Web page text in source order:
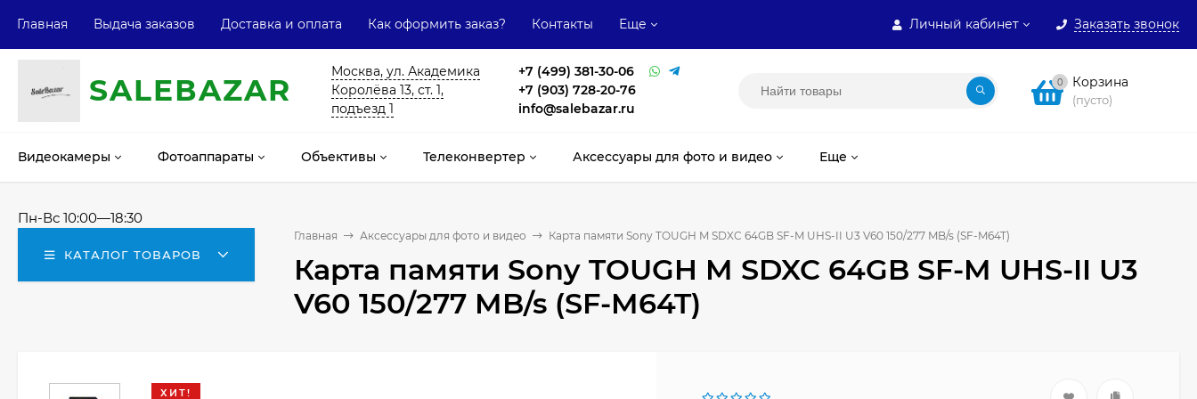
Личный кабинет Заказать звонок
Главная Выдача заказов Доставка и оплата Как оформить заказ? Контакты Еще
SALEВAZAR
Москва, ул. Академика
Королёва 13, ст. 1,
подъезд 1
+7 (499) 381-30-06
+7 (903) 728-20-76
info@salebazar.ru
0 Корзина
(пусто)
Видеокамеры Фотоаппараты Объективы Телеконвертер Аксессуары для фото и видео Еще
Пн-Вс 10:00—18:30
КАТАЛОГ ТОВАРОВ
Главная Аксессуары для фото и видео Карта памяти Sony TOUGH M SDXC 64GB SF-M UHS-II U3 V60 150/277 MB/s (SF-M64T)
Карта памяти Sony TOUGH M SDXC 64GB SF-M UHS-II U3
V60 150/277 MB/s (SF-M64T)
ХИТ!